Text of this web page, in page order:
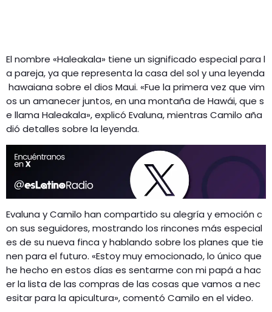
El nombre «Haleakala» tiene un significado especial para l
a pareja, ya que representa la casa del sol y una leyenda
hawaiana sobre el dios Maui. «Fue la primera vez que vim
os un amanecer juntos, en una montaña de Hawái, que s
e llama Haleakala», explicó Evaluna, mientras Camilo aña
dió detalles sobre la leyenda.
Evaluna y Camilo han compartido su alegría y emoción c
on sus seguidores, mostrando los rincones más especial
es de su nueva finca y hablando sobre los planes que tie
nen para el futuro. «Estoy muy emocionado, lo único que
he hecho en estos días es sentarme con mi papá a hac
er la lista de las compras de las cosas que vamos a nec
esitar para la apicultura», comentó Camilo en el video.